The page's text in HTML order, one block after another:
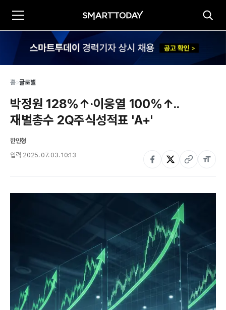
홈>글로벌
박정원 128%↑·이웅열 100%↑..
재벌총수 2Q주식성적표 'A+'
한민형
입력 2025. 07. 03. 10:13